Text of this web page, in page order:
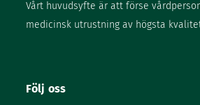
Vårt huvudsyfte är att förse
medicinsk utrustning av högsta
Följ oss